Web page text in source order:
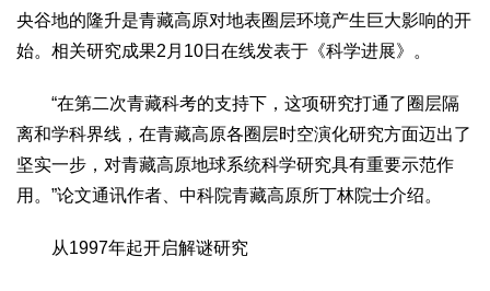
社会
社会治理 社会保障 城乡发展 民生建设
工业
装备制造 智能制造 制造2025 大国工匠
三农
央谷地的隆升是青藏高原对地表圈层环境产生巨大影响的开
始。相关研究成果2月10日在线发表于《科学进展》。
“在第二次青藏科考的支持下，这项研究打通了圈层隔
离和学科界线，在青藏高原各圈层时空演化研究方面迈出了
坚实一步，对青藏高原地球系统科学研究具有重要示范作
用。”论文通讯作者、中科院青藏高原所丁林院士介绍。
从1997年起开启解谜研究